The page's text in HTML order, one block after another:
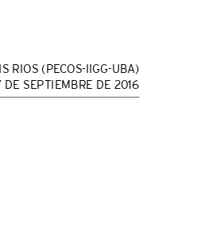
RIOS (PECOS-IIGG-UBA)
DE SEPTIEMBRE DE 2016